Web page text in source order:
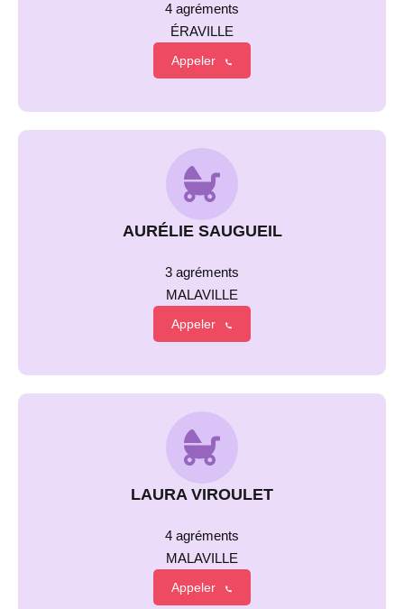
4 agréments
ÉRAVILLE
Appeler
AURÉLIE SAUGUEIL
3 agréments
MALAVILLE
Appeler
LAURA VIROULET
4 agréments
MALAVILLE
Appeler